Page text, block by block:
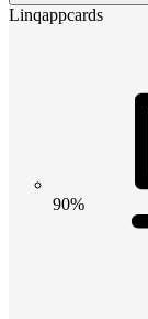
Linqappcards
90%